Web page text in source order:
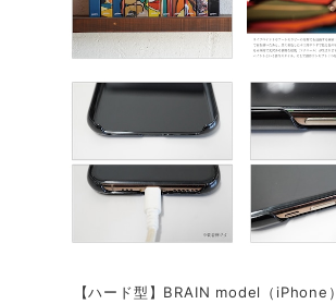
【ハード型】BRAIN model（iPhone）